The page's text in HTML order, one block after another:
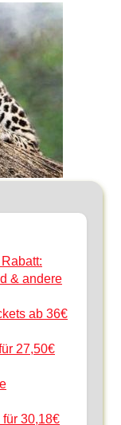
& andere
ab 36€
27,50€
30,18€